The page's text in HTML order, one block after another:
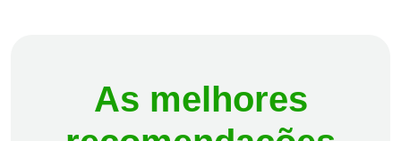
As melhores